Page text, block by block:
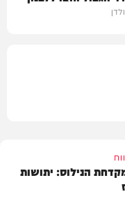
הנילוס: יתושות